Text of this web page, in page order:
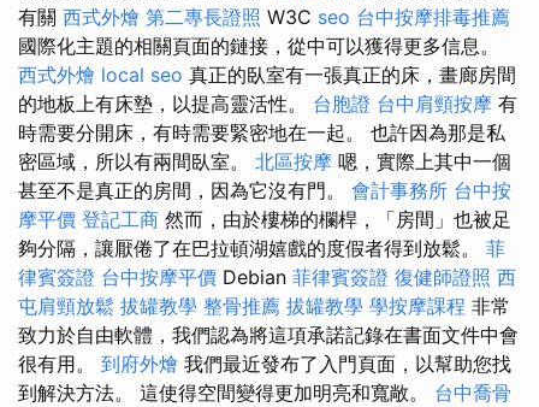
有關 西式外燴 第二專長證照 W3C seo 台中按摩排毒推薦
國際化主題的相關頁面的鏈接，從中可以獲得更多信息。
西式外燴 local seo 真正的臥室有一張真正的床，畫廊房間
的地板上有床墊，以提高靈活性。 台胞證 台中肩頸按摩 有
時需要分開床，有時需要緊密地在一起。 也許因為那是私
密區域，所以有兩間臥室。 北區按摩 嗯，實際上其中一個
甚至不是真正的房間，因為它沒有門。 會計事務所 台中按
摩平價 登記工商 然而，由於樓梯的欄桿，「房間」也被足
夠分隔，讓厭倦了在巴拉頓湖嬉戲的度假者得到放鬆。 菲
律賓簽證 台中按摩平價 Debian 菲律賓簽證 復健師證照 西
屯肩頸放鬆 拔罐教學 整骨推薦 拔罐教學 學按摩課程 非常
致力於自由軟體，我們認為將這項承諾記錄在書面文件中會
很有用。 到府外燴 我們最近發布了入門頁面，以幫助您找
到解決方法。 這使得空間變得更加明亮和寬敞。 台中喬骨